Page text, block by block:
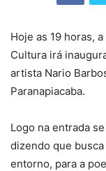
Hoje as 19 horas,
Cultura irá
artista Nario
Paranapiacaba.
Logo na entrada
dizendo que
entorno, para a